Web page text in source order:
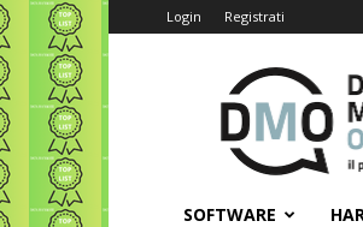
Login Registrati
SOFTWARE